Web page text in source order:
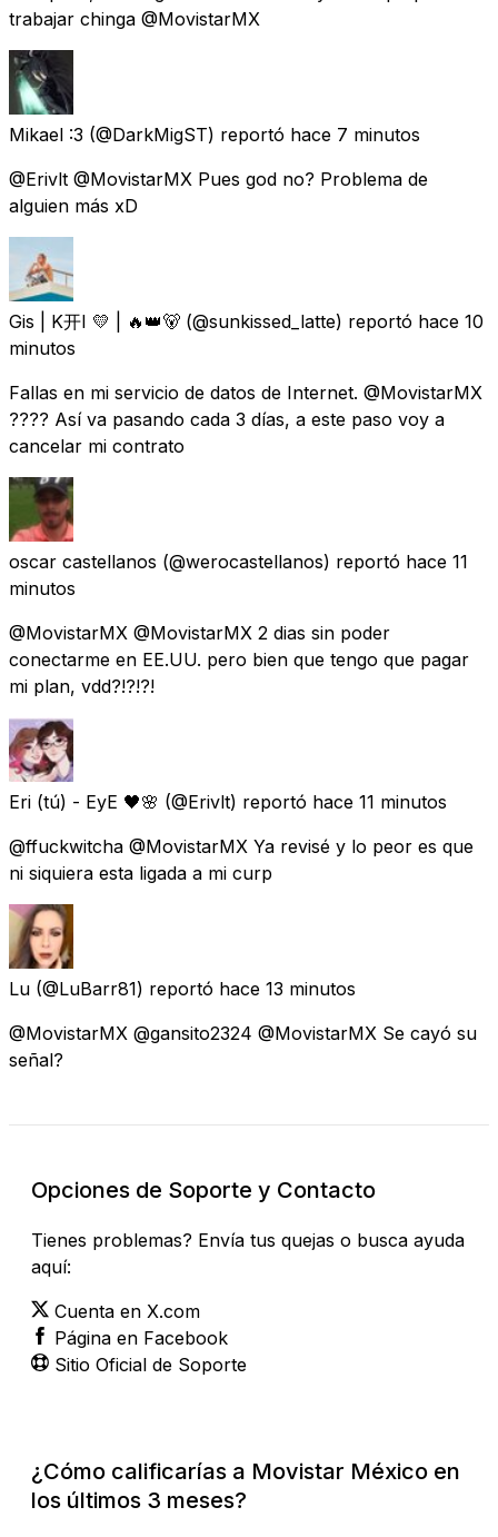
trabajar chinga @MovistarMX
Mikael :3 (@DarkMigST) reportó hace 7 minutos
@Erivlt @MovistarMX Pues god no? Problema de
alguien más xD
Gis | K开I 💛 | 🔥👑🐻 (@sunkissed_latte) reportó hace 10
minutos
Fallas en mi servicio de datos de Internet. @MovistarMX
???? Así va pasando cada 3 días, a este paso voy a
cancelar mi contrato
oscar castellanos (@werocastellanos) reportó hace 11
minutos
@MovistarMX @MovistarMX 2 dias sin poder
conectarme en EE.UU. pero bien que tengo que pagar
mi plan, vdd?!?!?!
Eri (tú) - EyE 🖤🌸 (@Erivlt) reportó hace 11 minutos
@ffuckwitcha @MovistarMX Ya revisé y lo peor es que
ni siquiera esta ligada a mi curp
Lu (@LuBarr81) reportó hace 13 minutos
@MovistarMX @gansito2324 @MovistarMX Se cayó su
señal?
Opciones de Soporte y Contacto
Tienes problemas? Envía tus quejas o busca ayuda
aquí:
Cuenta en X.com
Página en Facebook
Sitio Oficial de Soporte
¿Cómo calificarías a Movistar México en
los últimos 3 meses?